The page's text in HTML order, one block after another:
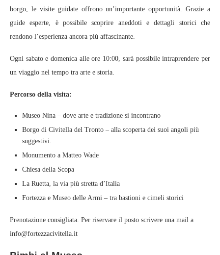
borgo, le visite guidate offrono un’importante opportunità. Grazie a
guide esperte, è possibile scoprire aneddoti e dettagli storici che
rendono l’esperienza ancora più affascinante.
Ogni sabato e domenica alle ore 10:00, sarà possibile intraprendere per
un viaggio nel tempo tra arte e storia.
Percorso della visita:
Museo Nina – dove arte e tradizione si incontrano
Borgo di Civitella del Tronto – alla scoperta dei suoi angoli più
suggestivi:
Monumento a Matteo Wade
Chiesa della Scopa
La Ruetta, la via più stretta d’Italia
Fortezza e Museo delle Armi – tra bastioni e cimeli storici
Prenotazione consigliata. Per riservare il posto scrivere una mail a
info@fortezzacivitella.it